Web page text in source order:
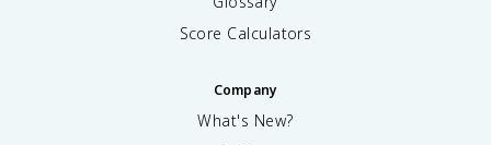
Score Calculators
Company
What's New?